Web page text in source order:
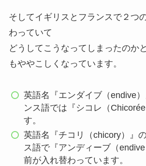
そして イギリスとフランスで２つ
わっていて
どうしてこうなってしまったのか
もややこしくなっています。
英語名『エンダイブ（endive
ンス語では『シコレ（
す。
英語名『チコリ（chicory）』
ス語で『アンディーブ（
前が入れ替わっています。